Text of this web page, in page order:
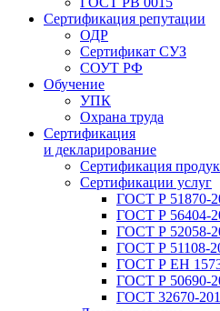
Сертификация репутации
ОДР
Сертификат СУЗ
СОУТ РФ
Обучение
УПК
Охрана труда
Сертификация
и декларирование
Сертификация
Сертификации услуг
ГОСТ Р 51870-
ГОСТ Р 56404-
ГОСТ Р 52058-
ГОСТ Р 51108-
ГОСТ Р ЕН
ГОСТ Р 50690-
ГОСТ 32670-